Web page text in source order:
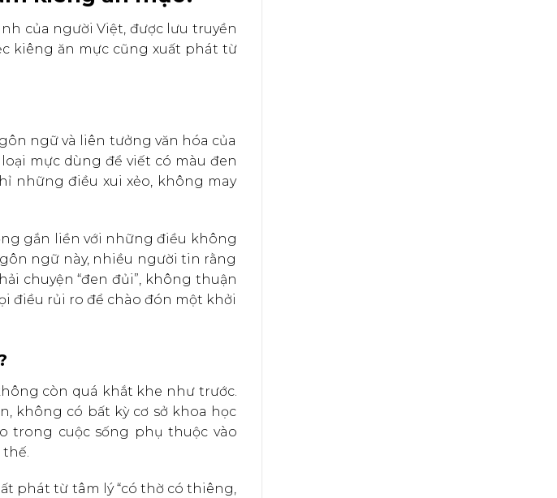
của người Việt, được lưu truyền
kiêng ăn mực cũng xuất phát từ
ngữ và liên tưởng văn hóa của
mực dùng để viết có màu đen
những điều xui xẻo, không may
gắn liền với những điều không
ngữ này, nhiều người tin rằng
chuyện “đen đủi”, không thuận
điều rủi ro để chào đón một khởi
còn quá khắt khe như trước.
không có bất kỳ cơ sở khoa học
trong cuộc sống phụ thuộc vào
phát từ tâm lý “có thờ có thiêng,